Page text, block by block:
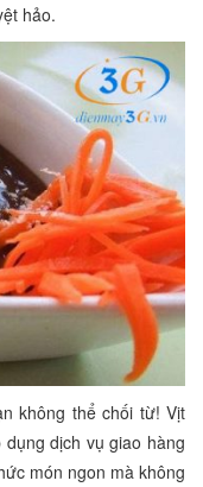
hảo.
không thể chối từ! Vịt
dịch vụ giao hàng
món ngon mà không